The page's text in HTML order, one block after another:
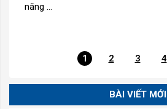
năng ...
1 2 3 4
BÀI VIẾT MỚI